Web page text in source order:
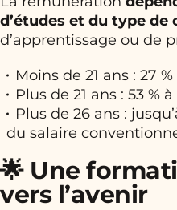
d’études et du type de
d’apprentissage ou de
Moins de 21 ans : 27
Plus de 21 ans : 53 %
Plus de 26 ans :
du salaire
🌟 Une
vers l’avenir